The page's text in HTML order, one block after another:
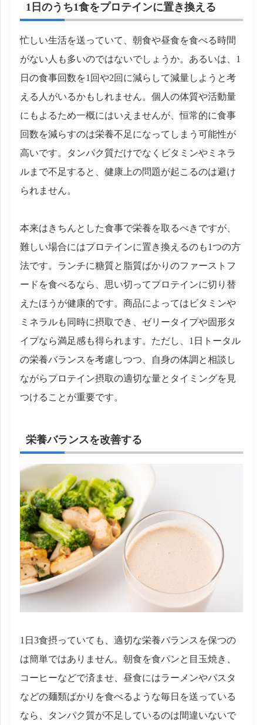
1日のうち1食をプロテインに置き換える
忙しい生活を送っていて、朝食や昼食を食べる時間
がない人も多いのではないでしょうか。あるいは、1
日の食事回数を1回や2回に減らして減量しようと考
える人がいるかもしれません。個人の体質や活動量
にもよるため一概にはいえませんが、恒常的に食事
回数を減らすのは栄養不足になってしまう可能性が
高いです。タンパク質だけでなくビタミンやミネラ
ルまで不足すると、健康上の問題が起こるのは避け
られません。
本来はきちんとした食事で栄養を取るべきですが、
難しい場合にはプロテインに置き換えるのも1つの方
法です。ランチに糖質と脂質ばかりのファーストフ
ードを食べるなら、思い切ってプロテインに切り替
えたほうが健康的です。商品によってはビタミンや
ミネラルも同時に摂取でき、ゼリータイプや固形タ
イプなら満足感も得られます。ただし、1日トータル
の栄養バランスを考慮しつつ、自身の体調と相談し
ながらプロテイン摂取の適切な量とタイミングを見
つけることが重要です。
栄養バランスを改善する
1日3食摂っていても、適切な栄養バランスを保つの
は簡単ではありません。朝食を食パンと目玉焼き、
コーヒーなどで済ませ、昼食にはラーメンやパスタ
などの麺類ばかりを食べるような毎日を送っている
なら、タンパク質が不足しているのは間違いないで